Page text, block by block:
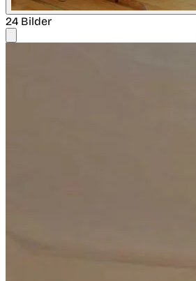
24 Bilder